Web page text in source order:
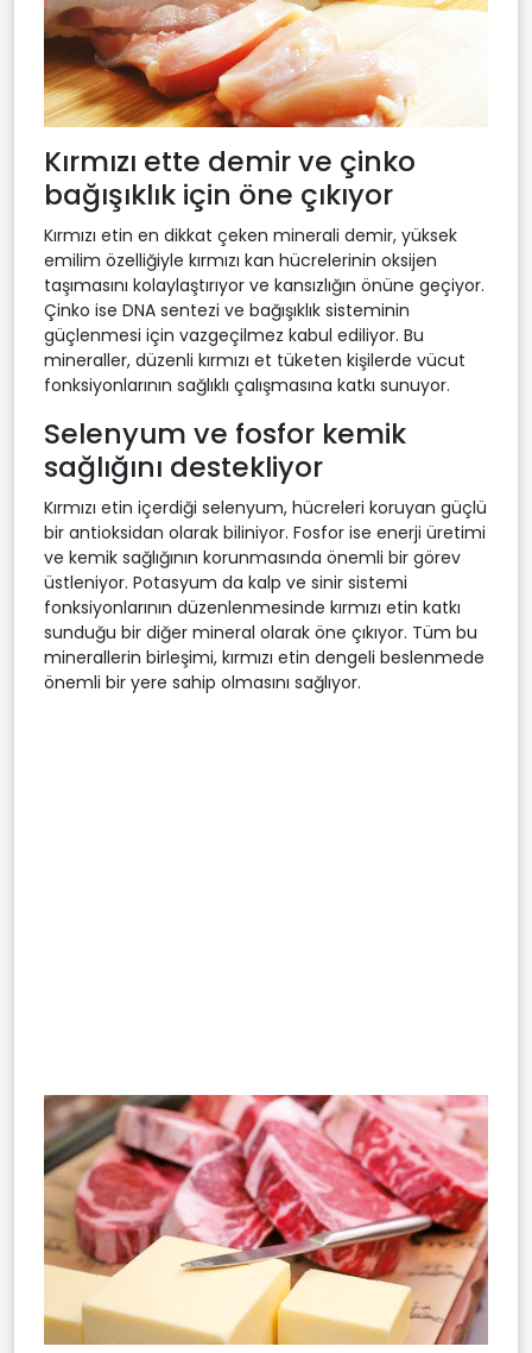
Kırmızı ette demir ve çinko
bağışıklık için öne çıkıyor
Kırmızı etin en dikkat çeken minerali demir, yüksek
emilim özelliğiyle kırmızı kan hücrelerinin oksijen
taşımasını kolaylaştırıyor ve kansızlığın önüne geçiyor.
Çinko ise DNA sentezi ve bağışıklık sisteminin
güçlenmesi için vazgeçilmez kabul ediliyor. Bu
mineraller, düzenli kırmızı et tüketen kişilerde vücut
fonksiyonlarının sağlıklı çalışmasına katkı sunuyor.
Selenyum ve fosfor kemik
sağlığını destekliyor
Kırmızı etin içerdiği selenyum, hücreleri koruyan güçlü
bir antioksidan olarak biliniyor. Fosfor ise enerji üretimi
ve kemik sağlığının korunmasında önemli bir görev
üstleniyor. Potasyum da kalp ve sinir sistemi
fonksiyonlarının düzenlenmesinde kırmızı etin katkı
sunduğu bir diğer mineral olarak öne çıkıyor. Tüm bu
minerallerin birleşimi, kırmızı etin dengeli beslenmede
önemli bir yere sahip olmasını sağlıyor.